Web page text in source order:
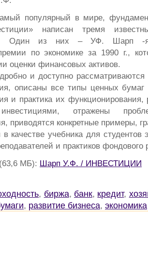
популярный в мире,
написан тремя
Один из них – УФ. Шарп -
по экономике за 1990 г.,
оценки финансовых активов.
и доступно
описаны все типы ценных
и практика их
отражены
приводятся конкретные примеры,
в качестве учебника для студентов
и практиков фондового
МБ): Шарп У.Ф. / ИНВЕСТИЦИИ
, биржа, банк, кредит,
, развитие бизнеса, экономика